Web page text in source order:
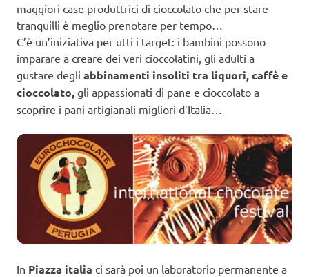
maggiori case produttrici di cioccolato che per stare
tranquilli è meglio prenotare per tempo…
C’è un’iniziativa per utti i target: i bambini possono
imparare a creare dei veri cioccolatini, gli adulti a
gustare degli abbinamenti insoliti tra liquori, caffè e
cioccolato, gli appassionati di pane e cioccolato a
scoprire i pani artigianali migliori d’Italia…
In Piazza italia ci sarà poi un laboratorio permanente a